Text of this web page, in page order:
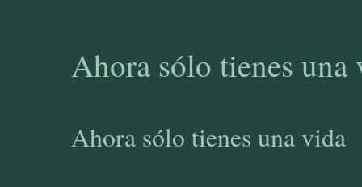
Ahora sólo tienes una
Ahora sólo tienes una vida